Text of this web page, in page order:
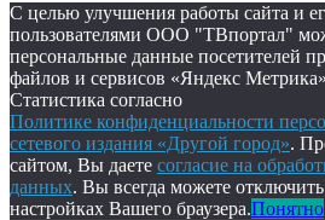
С целью улучшения работы сайта и
пользователями ООО "ТВпортал"
персональные данные посетителей
файлов и сервисов «Яндекс
Статистика согласно
Политике конфиденциальности
сетевого издания «Другой город».
сайтом, Вы даете согласие на
данных. Вы всегда можете
настройках Вашего браузера.Понятно